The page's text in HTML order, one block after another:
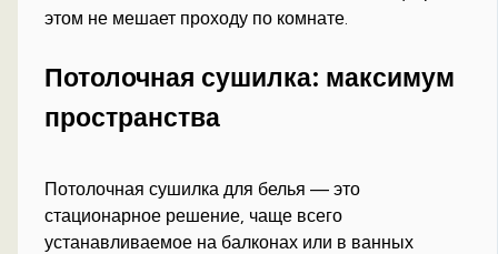
этом не мешает проходу по комнате.
Потолочная сушилка: максимум
пространства
Потолочная сушилка для белья — это
стационарное решение, чаще всего
устанавливаемое на балконах или в ванных